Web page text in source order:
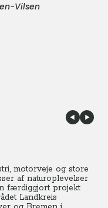
Vilsen
motorveje og store
af naturoplevelser
færdiggjort projekt
Landkreis